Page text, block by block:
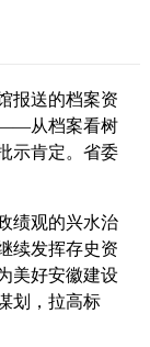
报送的档案资
——从档案看树
示肯定。省委
绩观的兴水治
续发挥存史资
美好安徽建设
划，拉高标